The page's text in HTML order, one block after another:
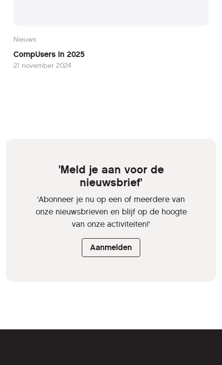
Nieuws
CompUsers in 2025
21 november 2024
'Meld je aan voor de
nieuwsbrief'
'Abonneer je nu op een of meerdere van
onze nieuwsbrieven en blijf op de hoogte
van onze activiteiten!'
Aanmelden